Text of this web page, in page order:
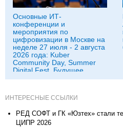
Основные ИТ-
конференции и
мероприятия по
цифровизации в Москве на
неделе 27 июля - 2 августа
2026 года: Kuber
Community Day, Summer
Digital Fest, Будущее
исследований в
ИНТЕРЕСНЫЕ ССЫЛКИ
РЕД СОФТ и ГК «Юзтех» стали
ЦИПР 2026